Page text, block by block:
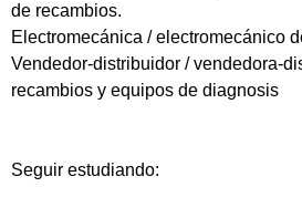
de recambios.
Electromecánica / electromecánico
Vendedor-distribuidor / vendedora-
recambios y equipos de diagnosis
Seguir estudiando: